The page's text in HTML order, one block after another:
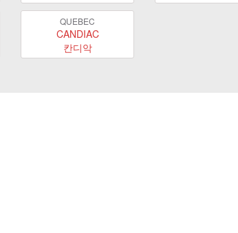
QUEBEC
CANDIAC
칸디악